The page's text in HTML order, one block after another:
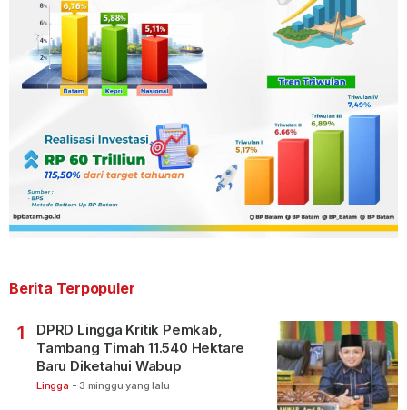
Berita Terpopuler
1
DPRD Lingga Kritik Pemkab,
Tambang Timah 11.540 Hektare
Baru Diketahui Wabup
Lingga - 3 minggu yang lalu